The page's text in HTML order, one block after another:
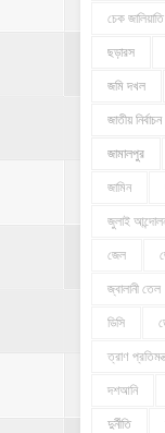
চেক জালিয়াতি
ছড়ারস
জমি দখল
জাতীয় নির্বাচন
জামালপুর
জামিন
জুলাই
জেল
জ্বালানী তেল
ডিসি
ত্রাণ
দশআনি
দুর্নীতি